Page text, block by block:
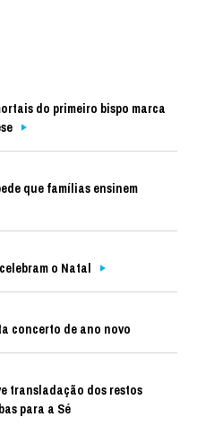
do primeiro bispo marca
que famílias ensinem
o Natal
concerto de ano novo
transladação dos restos
para a Sé